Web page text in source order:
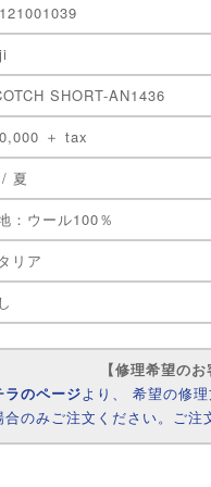
SHORT-AN1436
＋ tax
夏
：ウール100％
リア
【修理希望のお
ラのページより、 希望の修
のみご注文ください。ご注